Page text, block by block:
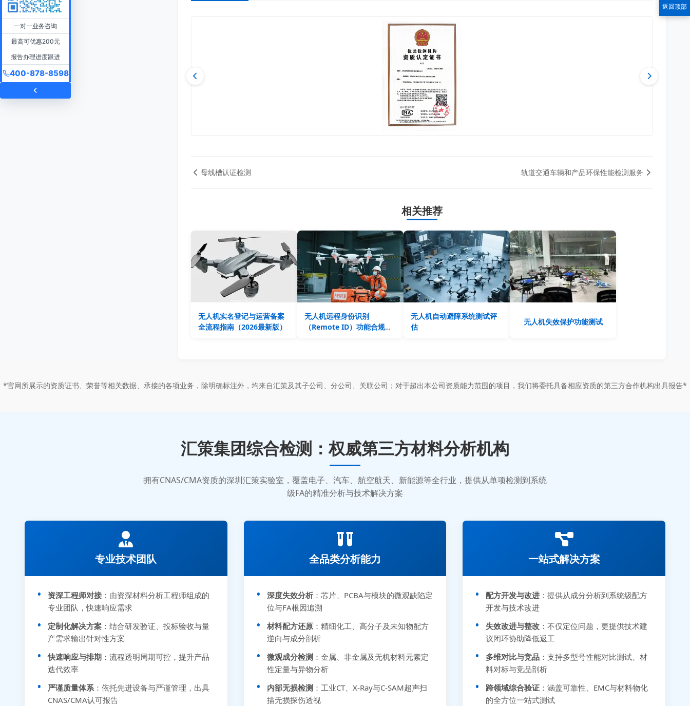
母线槽认证检测 轨道交通车辆和产品环保性能检测服务
相关推荐
无人机实名登记与运营备案
全流程指南（2026最新版）
无人机远程身份识别
（Remote ID）功能合规验
无人机自动避障系统测试评
估
无人机失效保护功能测试
*官网所展示的资质证书、荣誉等相关数据、承接的各项业务，除明确标注外，均来自汇策及其子公司、分公司、关联公司；对于超出本公司资质能力范围的项目，我们将委托具备相应资质的第三方合作机构出具报告*
汇策集团综合检测：权威第三方材料分析机构
拥有CNAS/CMA资质的深圳汇策实验室，覆盖电子、汽车、航空航天、新能源等全行业，提供从单项检测到系统
级FA的精准分析与技术解决方案
专业技术团队
资深工程师对接 ：由资深材料分析工程师组成的
专业团队，快速响应需求
定制化解决方案 ：结合研发验证、投标验收与量
产需求输出针对性方案
快速响应与排期 ：流程透明周期可控，提升产品
迭代效率
严谨质量体系：依托先进设备与严谨管理，出具
CNAS/CMA认可报告
全品类分析能力
深度失效分析：芯片、PCBA与模块的微观缺陷定
位与FA根因追溯
材料配方还原：精细化工、高分子及未知物配方
逆向与成分剖析
微观成分检测 ：金属、非金属及无机材料元素定
性定量与异物分析
内部无损检测 ：工业CT、X-Ray与C-SAM超声扫
描无损探伤透视
一站式解决方案
配方开发与改进 ：提供从成分分析到系统级配方
开发与技术改进
失效改进与整改 ：不仅定位问题，更提供技术建
议闭环协助降低返工
多维对比与竞品 ：支持多型号性能对比测试、材
料对标与竞品剖析
跨领域综合验证 ：涵盖可靠性、EMC与材料物化
的全方位一站式测试
返回顶部
一对一业务咨询
最高可优惠200元
报告办理进度跟进
400-878-8598